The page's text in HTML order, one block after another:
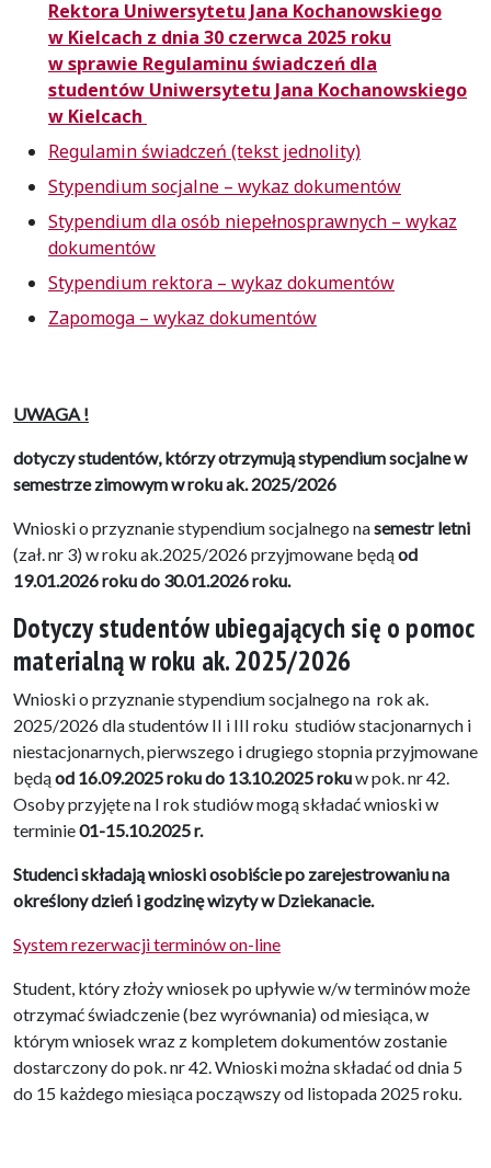
Rektora Uniwersytetu Jana Kochanowskiego
w Kielcach z dnia 30 czerwca 2025 roku
w sprawie Regulaminu świadczeń dla
studentów Uniwersytetu Jana Kochanowskiego
w Kielcach
Regulamin świadczeń (tekst jednolity)
Stypendium socjalne – wykaz dokumentów
Stypendium dla osób niepełnosprawnych – wykaz
dokumentów
Stypendium rektora – wykaz dokumentów
Zapomoga – wykaz dokumentów
UWAGA !
dotyczy studentów, którzy otrzymują stypendium socjalne w
semestrze zimowym w roku ak. 2025/2026
Wnioski o przyznanie stypendium socjalnego nasemestr letni
(zał. nr 3) w roku ak.2025/2026 przyjmowane będąod
19.01.2026 roku do 30.01.2026 roku.
Dotyczy studentów ubiegających się o pomoc
materialną w roku ak. 2025/2026
Wnioski o przyznanie stypendium socjalnego na rok ak.
2025/2026 dla studentów II i III roku studiów stacjonarnych i
niestacjonarnych, pierwszego i drugiego stopnia przyjmowane
będąod 16.09.2025 roku do 13.10.2025 rokuw pok. nr 42.
Osoby przyjęte na I rok studiów mogą składać wnioski w
terminie01-15.10.2025 r.
Studenci składają wnioski osobiście po zarejestrowaniu na
określony dzień i godzinę wizyty w Dziekanacie.
System rezerwacji terminów on-line
Student, który złoży wniosek po upływie w/w terminów może
otrzymać świadczenie (bez wyrównania) od miesiąca, w
którym wniosek wraz z kompletem dokumentów zostanie
dostarczony do pok. nr 42. Wnioski można składać od dnia 5
do 15 każdego miesiąca począwszy od listopada 2025 roku.